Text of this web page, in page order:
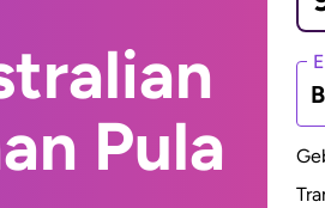
Pula